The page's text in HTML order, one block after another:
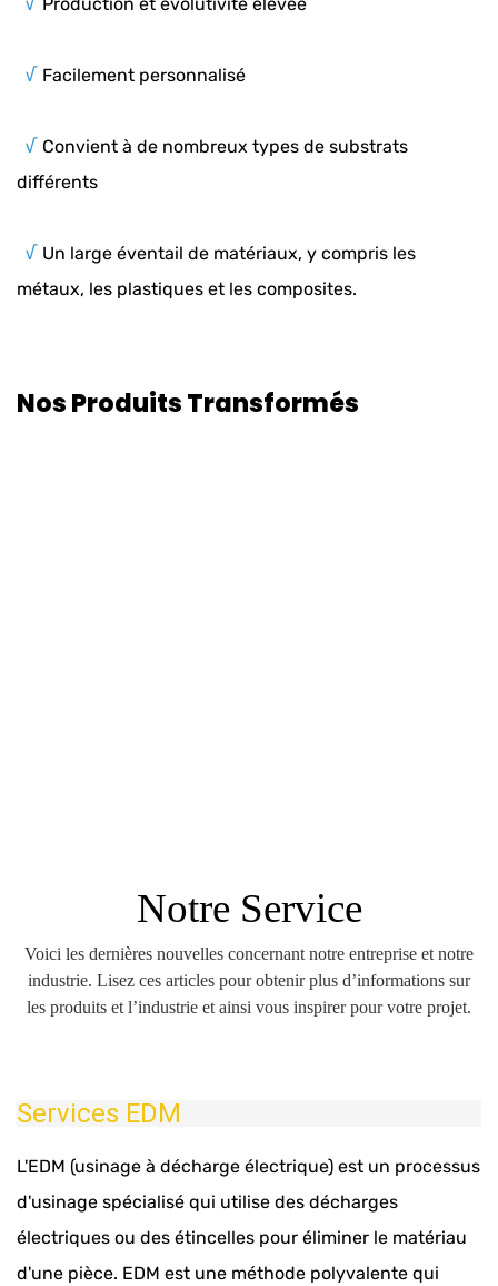
√ Facilement personnalisé
√ Convient à de nombreux types de substrats
différents
√ Un large éventail de matériaux, y compris les
métaux, les plastiques et les composites.
Nos Produits Transformés
Notre Service
Voici les dernières nouvelles concernant notre entreprise et notre
industrie. Lisez ces articles pour obtenir plus d’informations sur
les produits et l’industrie et ainsi vous inspirer pour votre projet.
Services EDM
L'EDM (usinage à décharge électrique) est un processus
d'usinage spécialisé qui utilise des décharges
électriques ou des étincelles pour éliminer le matériau
d'une pièce. EDM est une méthode polyvalente qui